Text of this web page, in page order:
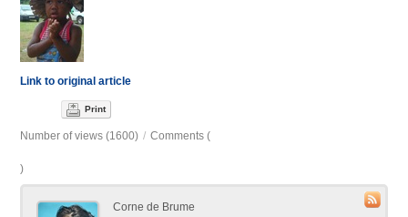
Link to original article
Print
Number of views (1600) / Comments (
)
Corne de Brume